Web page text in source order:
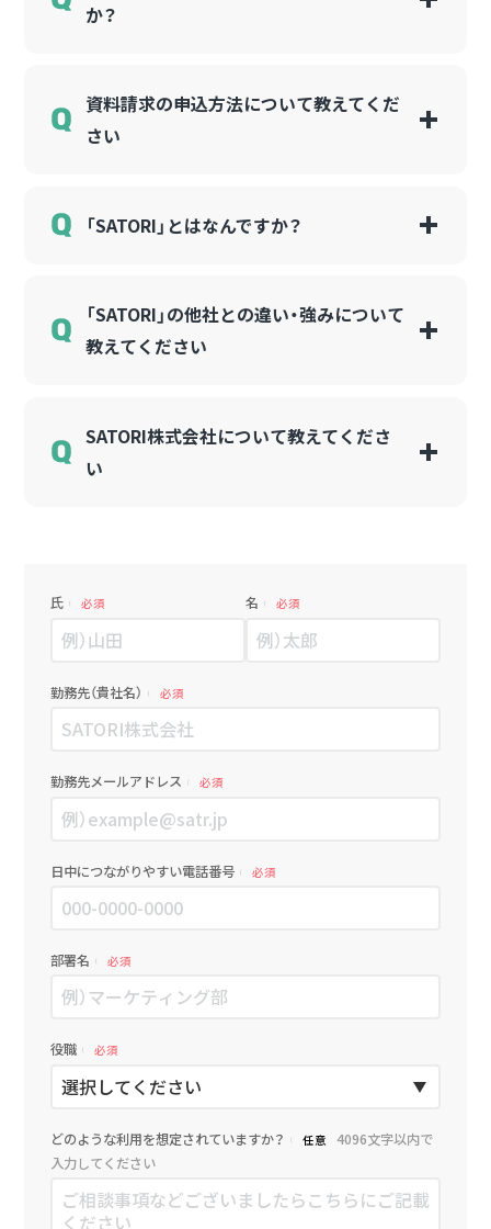
か？
資料請求の申込方法について教えてくだ
さい
「SATORI」とはなんですか？
「SATORI」の他社との違い・強みについて
教えてください
SATORI株式会社について教えてくださ
い
氏 必須 名 必須
勤務先（貴社名） 必須
勤務先メールアドレス 必須
日中につながりやすい電話番号 必須
部署名 必須
役職 必須
どのような利用を想定されていますか？ 任意
4096文字以内で
入力してください